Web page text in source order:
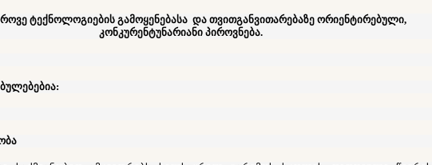
ტექნოლოგიების გამოყენებასა და თვითგანვითარებაზე ორიენტირებული,
კონკურენტუნარიანი პიროვნება.